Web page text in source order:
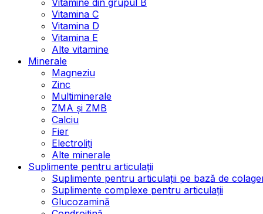
Vitamina C
Vitamina D
Vitamina E
Alte vitamine
Minerale
Magneziu
Zinc
Multiminerale
ZMA și ZMB
Calciu
Fier
Electroliți
Alte minerale
Suplimente pentru articulații
Suplimente pentru articulații pe bază de
Suplimente complexe pentru articulații
Glucozamină